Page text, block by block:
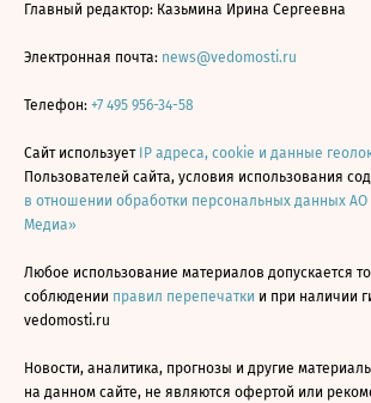
Главный редактор: Казьмина Ирина Сергеевна
Электронная почта: news@vedomosti.ru
Телефон: +7 495 956-34-58
Сайт использует IP адреса, cookie и данные
Пользователей сайта, условия использования
в отношении обработки персональных данных АО
Медиа»
Любое использование материалов допускается
соблюдении правил перепечатки и при наличии
vedomosti.ru
Новости, аналитика, прогнозы и другие
на данном сайте, не являются офертой или